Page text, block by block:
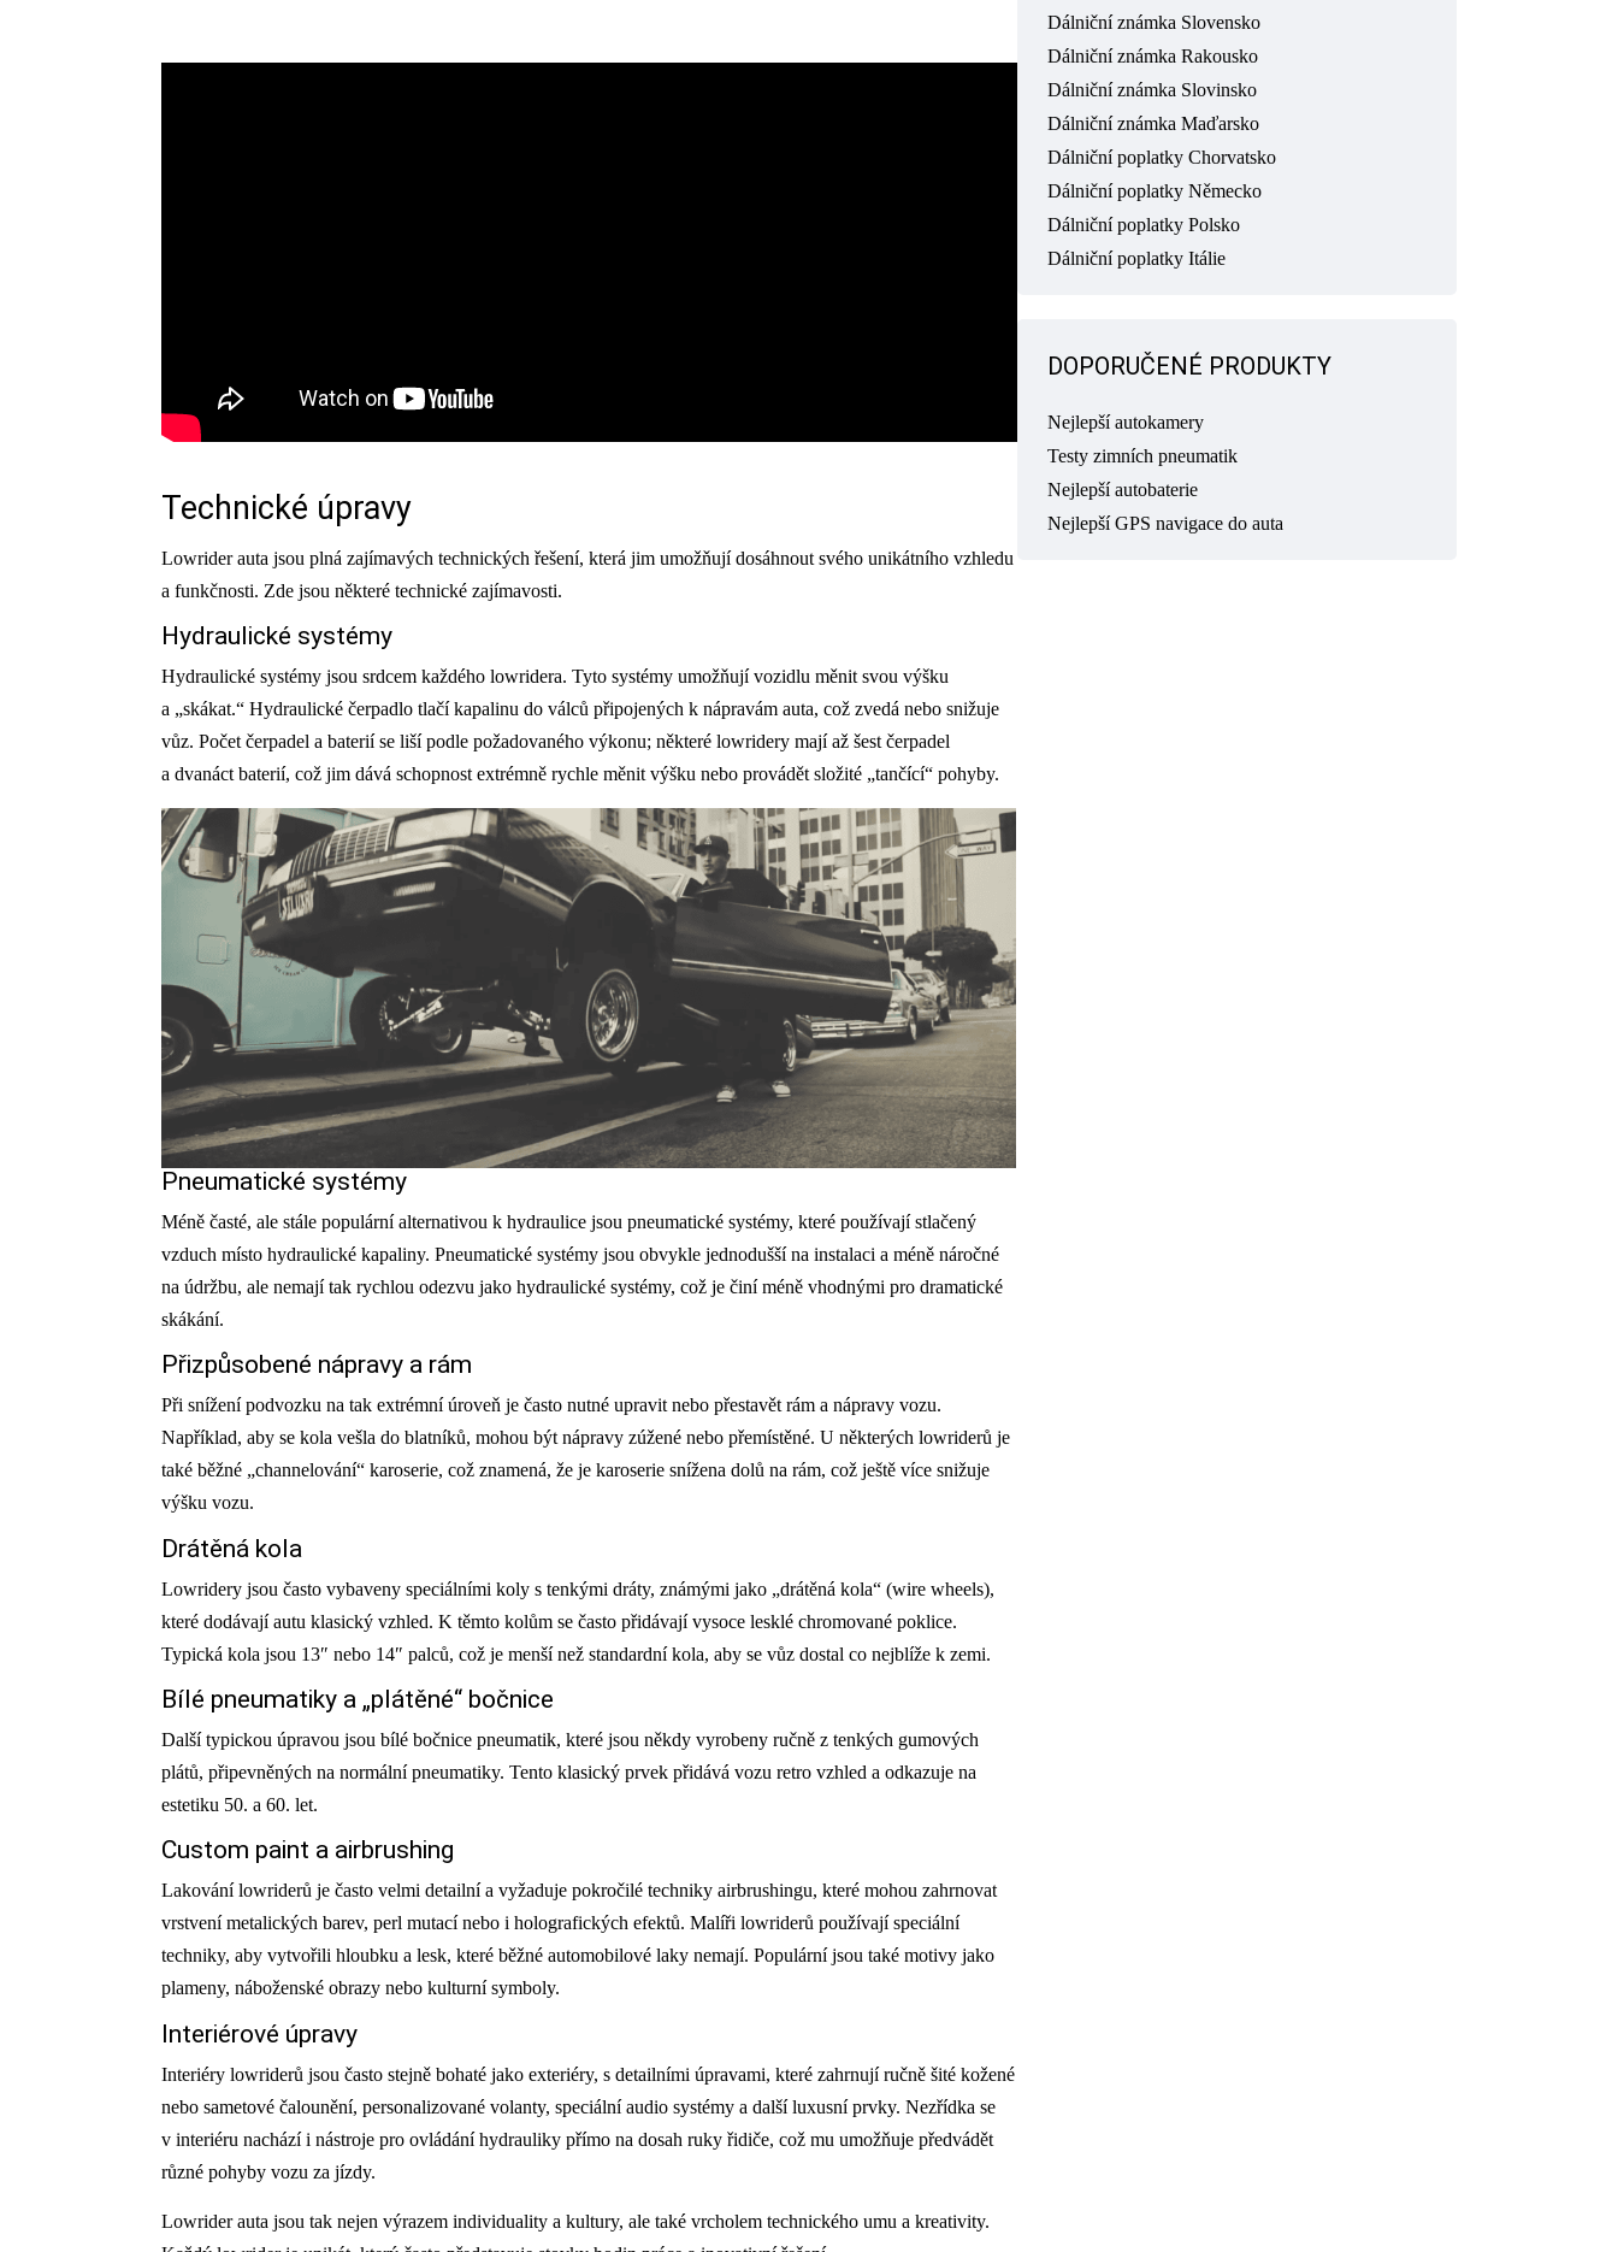
Technické úpravy
Lowrider auta jsou plná zajímavých technických řešení, která jim umožňují dosáhnout svého unikátního vzhledu
a funkčnosti. Zde jsou některé technické zajímavosti.
Hydraulické systémy
Hydraulické systémy jsou srdcem každého lowridera. Tyto systémy umožňují vozidlu měnit svou výšku
a „skákat.“ Hydraulické čerpadlo tlačí kapalinu do válců připojených k nápravám auta, což zvedá nebo snižuje
vůz. Počet čerpadel a baterií se liší podle požadovaného výkonu; některé lowridery mají až šest čerpadel
a dvanáct baterií, což jim dává schopnost extrémně rychle měnit výšku nebo provádět složité „tančící“ pohyby.
Pneumatické systémy
Méně časté, ale stále populární alternativou k hydraulice jsou pneumatické systémy, které používají stlačený
vzduch místo hydraulické kapaliny. Pneumatické systémy jsou obvykle jednodušší na instalaci a méně náročné
na údržbu, ale nemají tak rychlou odezvu jako hydraulické systémy, což je činí méně vhodnými pro dramatické
skákání.
Přizpůsobené nápravy a rám
Při snížení podvozku na tak extrémní úroveň je často nutné upravit nebo přestavět rám a nápravy vozu.
Například, aby se kola vešla do blatníků, mohou být nápravy zúžené nebo přemístěné. U některých lowriderů je
také běžné „channelování“ karoserie, což znamená, že je karoserie snížena dolů na rám, což ještě více snižuje
výšku vozu.
Drátěná kola
Lowridery jsou často vybaveny speciálními koly s tenkými dráty, známými jako „drátěná kola“ (wire wheels),
které dodávají autu klasický vzhled. K těmto kolům se často přidávají vysoce lesklé chromované poklice.
Typická kola jsou 13″ nebo 14″ palců, což je menší než standardní kola, aby se vůz dostal co nejblíže k zemi.
Bílé pneumatiky a „plátěné“ bočnice
Další typickou úpravou jsou bílé bočnice pneumatik, které jsou někdy vyrobeny ručně z tenkých gumových
plátů, připevněných na normální pneumatiky. Tento klasický prvek přidává vozu retro vzhled a odkazuje na
estetiku 50. a 60. let.
Custom paint a airbrushing
Lakování lowriderů je často velmi detailní a vyžaduje pokročilé techniky airbrushingu, které mohou zahrnovat
vrstvení metalických barev, perl mutací nebo i holografických efektů. Malíři lowriderů používají speciální
techniky, aby vytvořili hloubku a lesk, které běžné automobilové laky nemají. Populární jsou také motivy jako
plameny, náboženské obrazy nebo kulturní symboly.
Interiérové úpravy
Interiéry lowriderů jsou často stejně bohaté jako exteriéry, s detailními úpravami, které zahrnují ručně šité kožené
nebo sametové čalounění, personalizované volanty, speciální audio systémy a další luxusní prvky. Nezřídka se
v interiéru nachází i nástroje pro ovládání hydrauliky přímo na dosah ruky řidiče, což mu umožňuje předvádět
různé pohyby vozu za jízdy.
Lowrider auta jsou tak nejen výrazem individuality a kultury, ale také vrcholem technického umu a kreativity.
Dálniční známka Slovensko
Dálniční známka Rakousko
Dálniční známka Slovinsko
Dálniční známka Maďarsko
Dálniční poplatky Chorvatsko
Dálniční poplatky Německo
Dálniční poplatky Polsko
Dálniční poplatky Itálie
DOPORUČENÉ PRODUKTY
Nejlepší autokamery
Testy zimních pneumatik
Nejlepší autobaterie
Nejlepší GPS navigace do auta